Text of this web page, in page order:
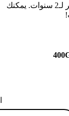
تتجدّد مقابل E£⁦2,329⁩/الشهر لـ2 سنوات. يمكنك